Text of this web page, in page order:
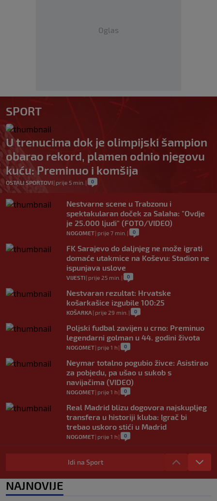
Oglas
SPORT
U trenucima dok je olimpijski šampion
obarao rekord, plamen odnio njegovu
kuću: Preminuo i komšija
OSTALI SPORTOVI| prije 5 min. | 0
Nestvarne scene u Trabzonu i
spektakularan doček za Salaha: "Ovdje
je 25.000 ljudi" (FOTO/VIDEO)
NOGOMET| prije 7 min. | 0
FK Sarajevo do daljnjeg ne može igrati
domaće utakmice na Koševu: Stadion ne
ispunjava uslove
VIJESTI| prije 25 min. | 0
Nestvaran rezultat: Hrvatske
košarkašice izgubile 100:25
KOŠARKA | prije 29 min. | 0
Poljski fudbal zavijen u crno: Preminuo
legendarni golman u 44. godini života
NOGOMET| prije 1 h | 0
Neymar totalno pogubio živce: Asistirao
za pobjedu, pa ušao u sukob s
navijačima (VIDEO)
NOGOMET| prije 1 h | 0
Real Madrid blizu dogovora najskupljeg
transfera u historiji kluba: Igrač bi
trebao uskoro stići u Madrid
NOGOMET| prije 1 h | 0
Lara Gut-Behrami završila karijeru:
Jedna od najvećih skijašica svih
0
Idi na Sport
NAJNOVIJE